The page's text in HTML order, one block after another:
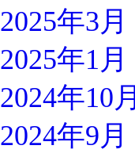
2025年3月
2025年1月
2024年10月
2024年9月